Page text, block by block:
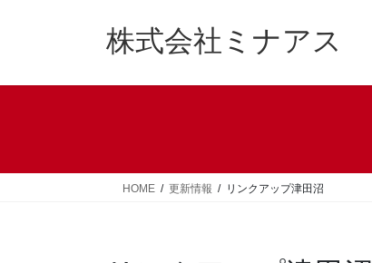
株式会社ミナアス
HOME 更新情報 リンクアップ津田沼